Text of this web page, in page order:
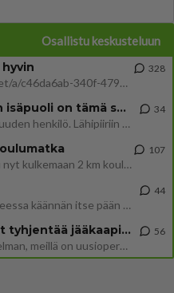
Osallistu keskusteluun
https://www.iltalehti.fi/viihdeuutiset/a/c46da6ab-340f-4790-aaa7-0865eed2336 Yrityksen konkurssihakemus on tullut kärä
328
Tiesitkö? Martina Aitolehden isäpuoli on tämä suosittu laulaja
Martina Aitolehti on seurattu julkisuuden henkilö. Lähipiiriin mahtuu muitakin tunnettuja henkilöitä. Tiesitkö, että Ma
34
Hesarissa päivitellään lapset joutuu nyt kulkemaan 2 km kouluun jösses. Ruostefillarilla tuo matka menee vaikka miten äk
107
Mutta mies vain tuijottaa, siinä vaiheessa käännän itse pään pois. Mikä juttu? Yleensä jos joku tuijottaa tai katsoo, hä
44
Uusioperheen aikuiset lapset tyhjentää jääkaapin käydessään
Miten selvittäisitte seuraavan ongelman, meillä on uusioperhe, minulla teini-ikäiset lapset ja puolisolla aikuiset, jotk
56